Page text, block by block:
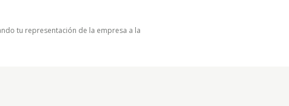
tu representación de la empresa a la